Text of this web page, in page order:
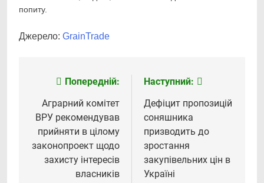
попиту.
Джерело: GrainTrade
Навігація
записів
Попередній:
Аграрний комітет
ВРУ рекомендував
прийняти в цілому
законопроект щодо
захисту інтересів
власників
Наступний:
Дефіцит пропозицій
соняшника
призводить до
зростання
закупівельних цін в
Україні